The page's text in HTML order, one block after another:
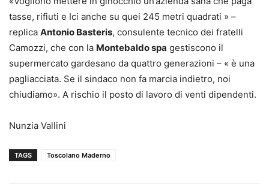
tasse, rifiuti e Ici anche su quei 245 metri quadrati » –
replica Antonio Basteris, consulente tecnico dei fratelli
Camozzi, che con la Montebaldo spa gestiscono il
supermercato gardesano da quattro generazioni – « è una
pagliacciata. Se il sindaco non fa marcia indietro, noi
chiudiamo». A rischio il posto di lavoro di venti dipendenti.
Nunzia Vallini
TAGS Toscolano Maderno